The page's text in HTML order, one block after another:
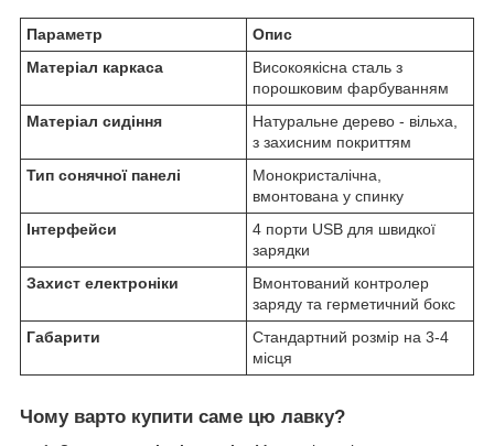
Параметр
Опис
Матеріал каркаса
Високоякісна сталь з
порошковим фарбуванням
Матеріал сидіння
Натуральне дерево - вільха,
з захисним покриттям
Тип сонячної панелі
Монокристалічна,
вмонтована у спинку
Інтерфейси
4 порти USB для швидкої
зарядки
Захист електроніки
Вмонтований контролер
заряду та герметичний бокс
Габарити
Стандартний розмір на 3-4
місця
Чому варто купити саме цю лавку?